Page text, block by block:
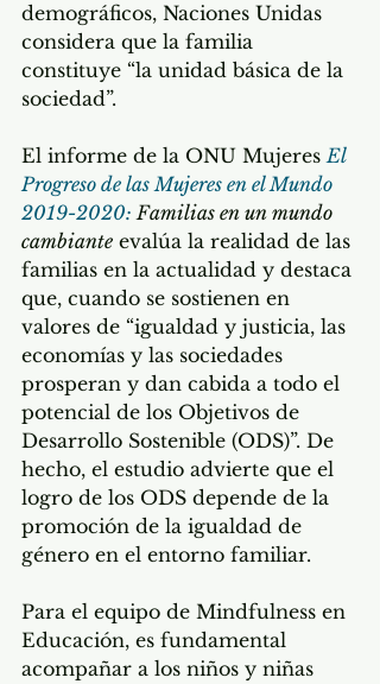
demográficos, Naciones Unidas
considera que la familia
constituye “la unidad básica de la
sociedad”.
El informe de la ONU Mujeres El
Progreso de las Mujeres en el Mundo
2019-2020: Familias en un mundo
cambiante evalúa la realidad de las
familias en la actualidad y destaca
que, cuando se sostienen en
valores de “igualdad y justicia, las
economías y las sociedades
prosperan y dan cabida a todo el
potencial de los Objetivos de
Desarrollo Sostenible (ODS)”. De
hecho, el estudio advierte que el
logro de los ODS depende de la
promoción de la igualdad de
género en el entorno familiar.
Para el equipo de Mindfulness en
Educación, es fundamental
acompañar a los niños y niñas